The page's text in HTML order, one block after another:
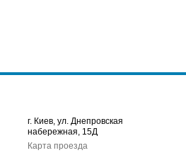
г. Киев, ул. Днепровская
набережная, 15Д
Карта проезда